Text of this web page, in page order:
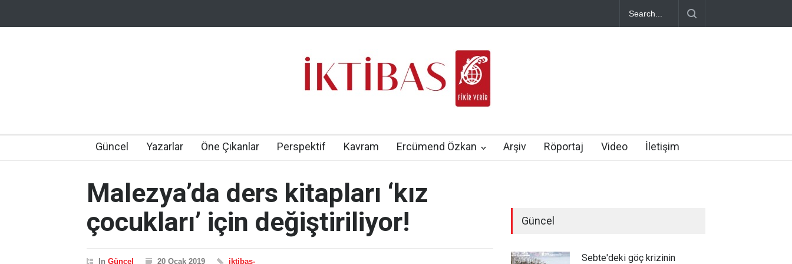
Güncel Yazarlar Öne Çıkanlar Perspektif Kavram Ercümend Özkan Arşiv Röportaj Video İletişim
Malezya’da ders kitapları ‘kız
çocukları’ için değiştiriliyor!
In Güncel 20 Ocak 2019 iktibas-
Güncel
Sebte'deki göç krizinin